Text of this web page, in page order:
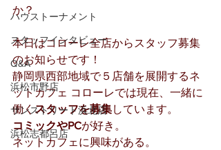
ハウストーナメント
スタッフインタビュー
Q&A
浜松市野店
サンストリート浜北店
浜松志都呂店
か？
本日はコローレ全店からスタッフ募集
のお知らせです！
静岡県西部地域で５店舗を展開するネ
ットカフェ コローレでは現在、一緒に
働くスタッフを募集しています。
コミックやPCが好き。
ネットカフェに興味がある。